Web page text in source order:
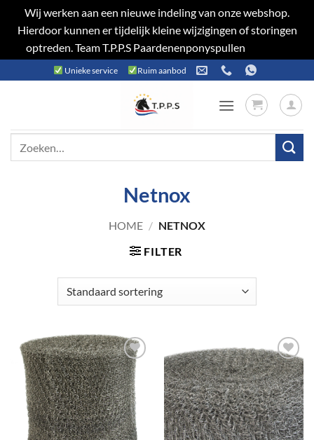
Wij werken aan een nieuwe indeling van onze webshop.
Hierdoor kunnen er tijdelijk kleine wijzigingen of storingen
optreden. Team T.P.P.S Paardenenponyspullen
naar
Unieke service Ruim aanbod
Netnox
HOME / NETNOX
FILTER